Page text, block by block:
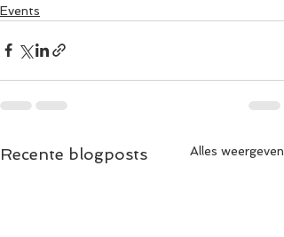
Events
Recente blogposts Alles weergeven